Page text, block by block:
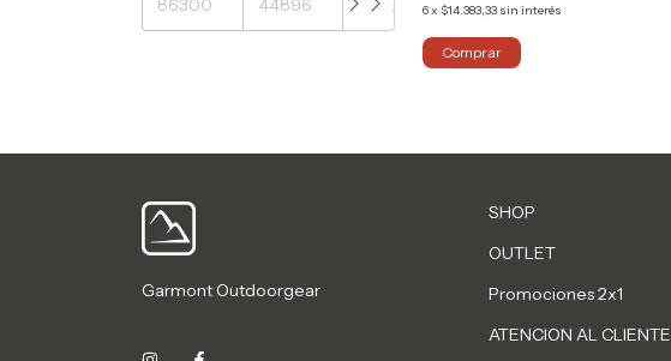
6x $14.383,33 sin interés
Comprar
Garmont Outdoorgear
SHOP
OUTLET
Promociones 2x1
ATENCION AL CLIENTE